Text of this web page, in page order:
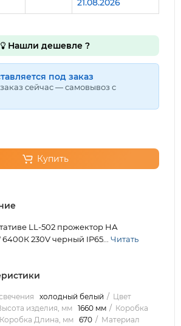
21.08.2026
Нашли дешевле ?
под заказ
сейчас — самовывоз с
Купить
LL-502 прожектор НА
230V черный IP65... Читать
холодный белый
Цвет
изделия, мм 1660 мм
Коробка
Коробка Длина, мм 670
Материал